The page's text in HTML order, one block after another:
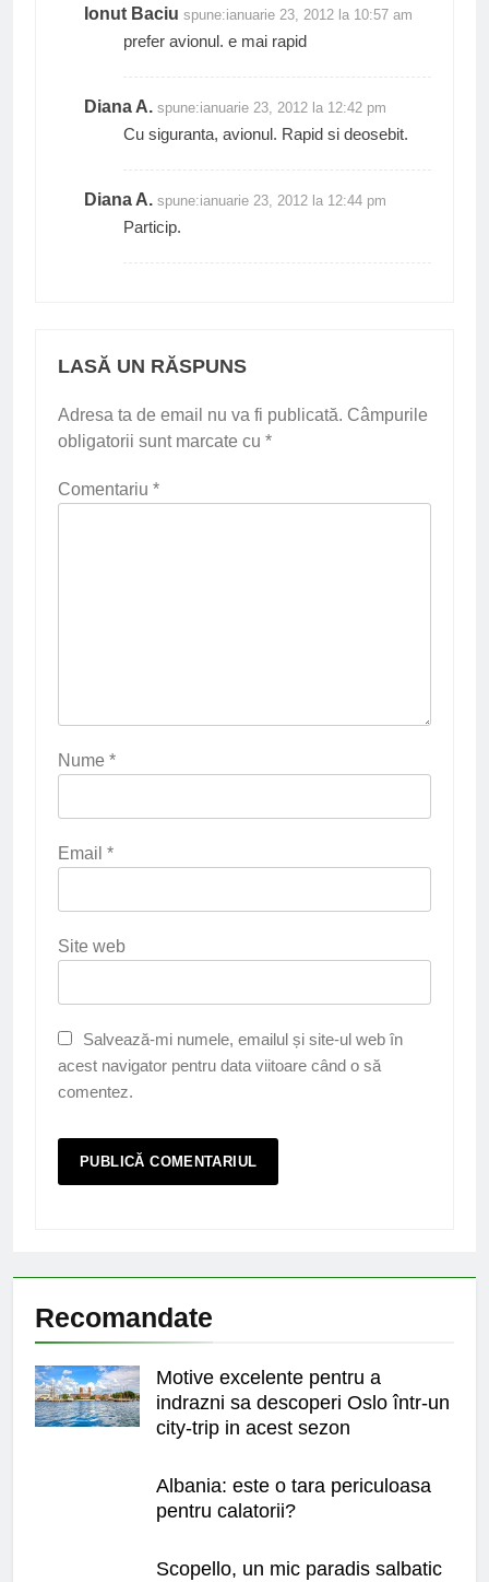
Ionut Baciu spune:ianuarie 23, 2012 la 10:57 am
prefer avionul. e mai rapid
Diana A. spune:ianuarie 23, 2012 la 12:42 pm
Cu siguranta, avionul. Rapid si deosebit.
Diana A. spune:ianuarie 23, 2012 la 12:44 pm
Particip.
LASĂ UN RĂSPUNS
Adresa ta de email nu va fi publicată. Câmpurile
obligatorii sunt marcate cu *
Comentariu *
Nume *
Email *
Site web
Salvează-mi numele, emailul și site-ul web în
acest navigator pentru data viitoare când o să
comentez.
Recomandate
Motive excelente pentru a
indrazni sa descoperi Oslo într-un
city-trip in acest sezon
Albania: este o tara periculoasa
pentru calatorii?
Scopello, un mic paradis salbatic